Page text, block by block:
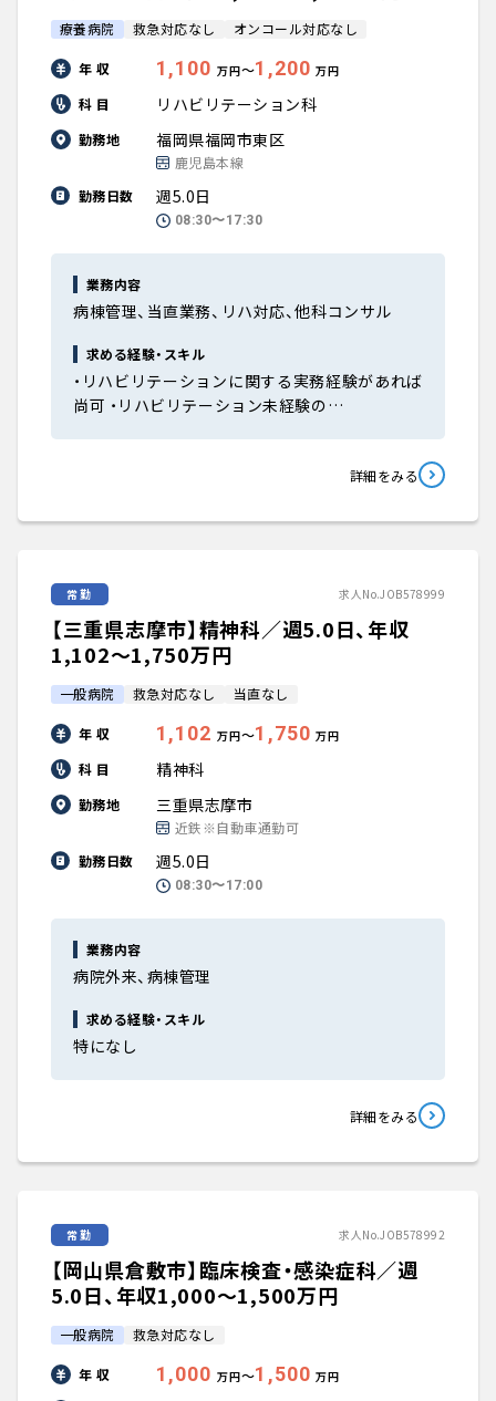
療養病院 救急対応なし オンコール対応なし
年 収 1,100 万円〜1,200 万円
科 目 リハビリテーション科
勤務地 福岡県福岡市東区
鹿児島本線
勤務日数
週5.0日
08:30〜17:30
業務内容
病棟管理、当直業務、リハ対応、他科コンサル
求める経験・スキル
・リハビリテーションに関する実務経験があれば
尚可 ・リハビリテーション未経験の…
詳細をみる
常勤 求人No.JOB578999
【三重県志摩市】精神科／週5.0日、年収
1,102〜1,750万円
一般病院 救急対応なし 当直なし
年 収 1,102 万円〜1,750 万円
科 目 精神科
勤務地 三重県志摩市
近鉄※自動車通勤可
勤務日数
週5.0日
08:30〜17:00
業務内容
病院外来、病棟管理
求める経験・スキル
特になし
詳細をみる
常勤 求人No.JOB578992
【岡山県倉敷市】臨床検査・感染症科／週
5.0日、年収1,000〜1,500万円
一般病院 救急対応なし
年 収 1,000 万円〜1,500 万円